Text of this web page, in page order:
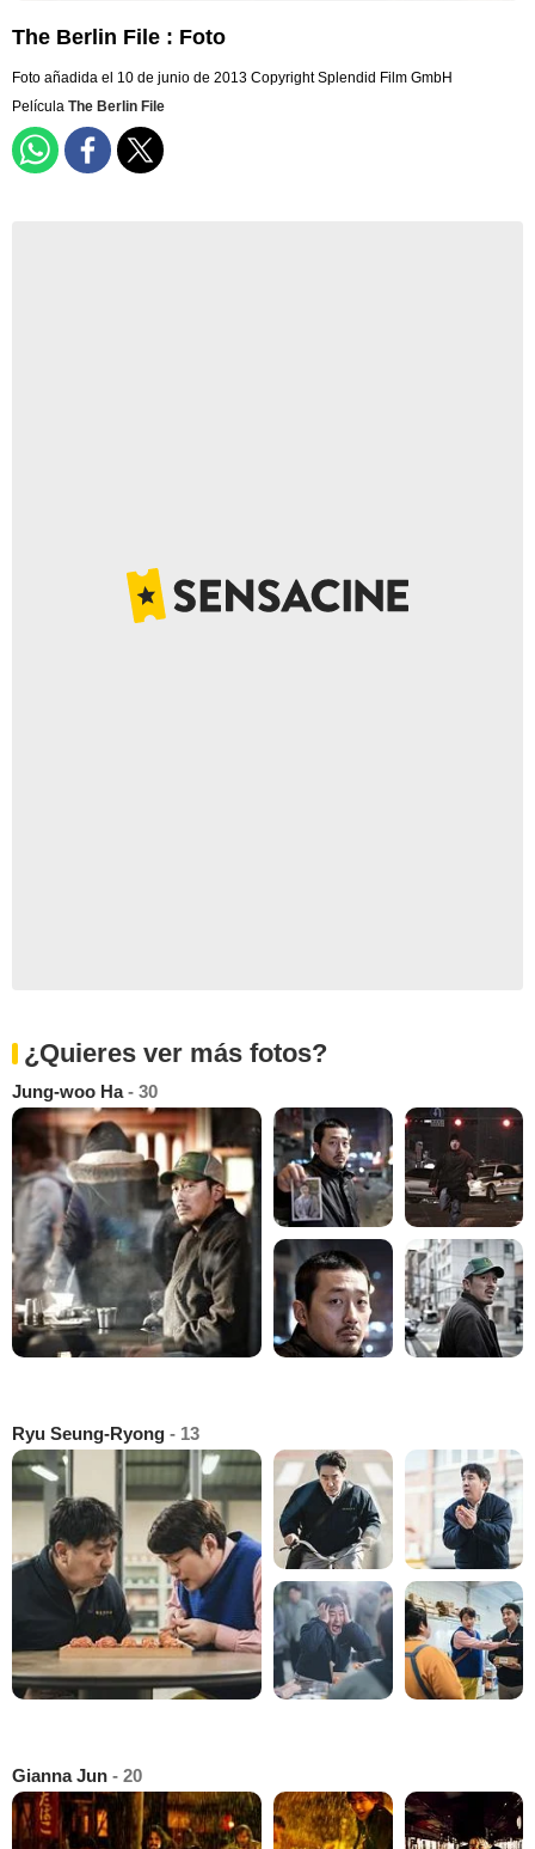
The Berlin File : Foto
Foto añadida el 10 de junio de 2013 Copyright Splendid Film GmbH
Película The Berlin File
¿Quieres ver más fotos?
Jung-woo Ha- 30
Ryu Seung-Ryong - 13
Gianna Jun - 20